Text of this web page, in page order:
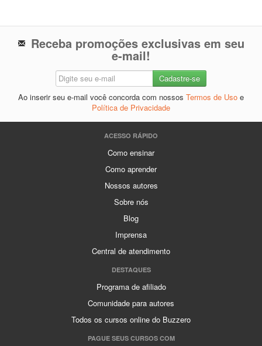
Receba promoções exclusivas em seu
e-mail!
Ao inserir seu e-mail você concorda com nossos Termos de Uso e
Política de Privacidade
ACESSO RÁPIDO
Como ensinar
Como aprender
Nossos autores
Sobre nós
Blog
Imprensa
Central de atendimento
DESTAQUES
Programa de afiliado
Comunidade para autores
Todos os cursos online do Buzzero
PAGUE SEUS CURSOS COM